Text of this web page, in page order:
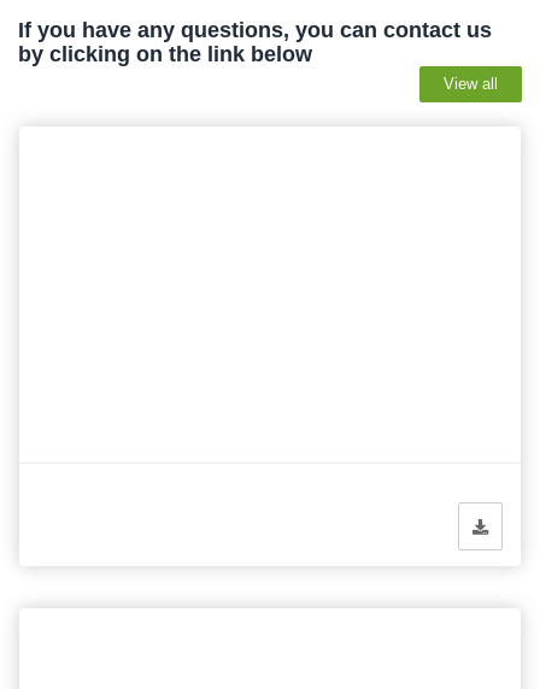
If you have any questions, you can contact us
by clicking on the link below
View all